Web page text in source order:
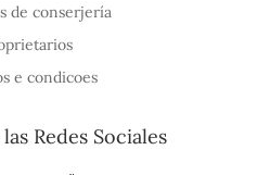
de conserjería
e condicoes
Redes Sociales